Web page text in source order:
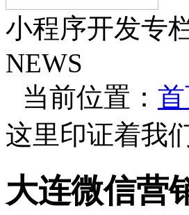
小程序开发专
NEWS
当前位置：
这里印证着我
大连微信营